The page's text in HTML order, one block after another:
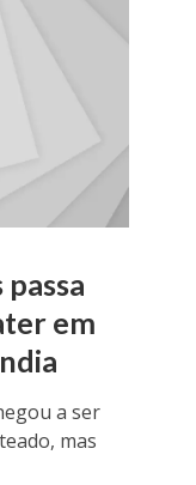
em
a ser
mas